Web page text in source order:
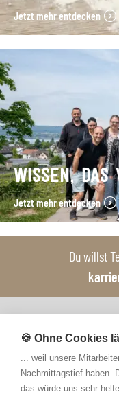
Jetzt mehr entdecken
WISSEN, DAS
Jetzt mehr entdecken
Du willst
🍪 Ohne Cookies
... weil unsere
Nachmittagstief haben.
das würde uns sehr